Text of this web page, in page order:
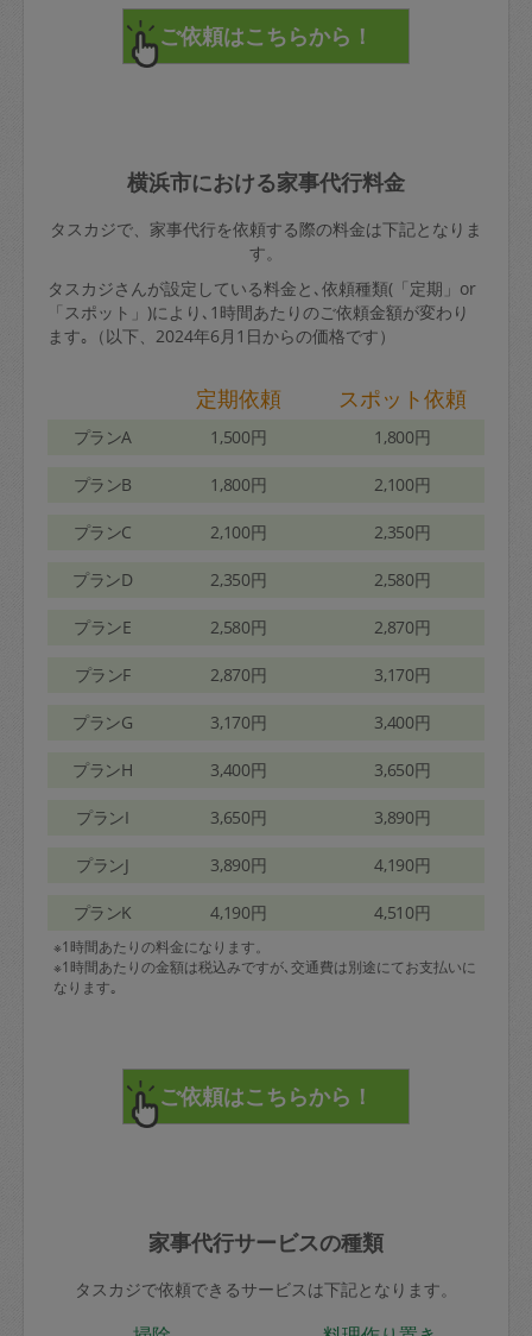
横浜市における家事代行料金
タスカジで、家事代行を依頼する際の料金は下記となりま
す。
タスカジさんが設定している料金と､依頼種類(「定期」or
「スポット」)により､1時間あたりのご依頼金額が変わり
ます｡（以下、2024年6月1日からの価格です）
定期依頼 スポット依頼
プランA 1,500円 1,800円
プランB 1,800円 2,100円
プランC 2,100円 2,350円
プランD 2,350円 2,580円
プランE 2,580円 2,870円
プランF 2,870円 3,170円
プランG 3,170円 3,400円
プランH 3,400円 3,650円
プランI 3,650円 3,890円
プランJ 3,890円 4,190円
プランK 4,190円 4,510円
※1時間あたりの料金になります。
※1時間あたりの金額は税込みですが､交通費は別途にてお支払いに
なります｡
家事代行サービスの種類
タスカジで依頼できるサービスは下記となります。